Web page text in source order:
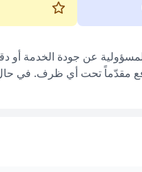
عن جودة الخدمة
مقدّماً تحت أي ظرف. في